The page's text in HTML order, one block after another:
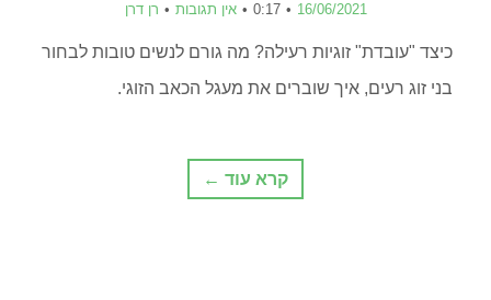
16/06/2021
0:17 אין תגובות רן דרן
כיצד "עובדת" זוגיות רעילה? מה גורם לנשים טובות לבחור
בני זוג רעים, איך שוברים את מעגל הכאב הזוגי.
קרא עוד ←